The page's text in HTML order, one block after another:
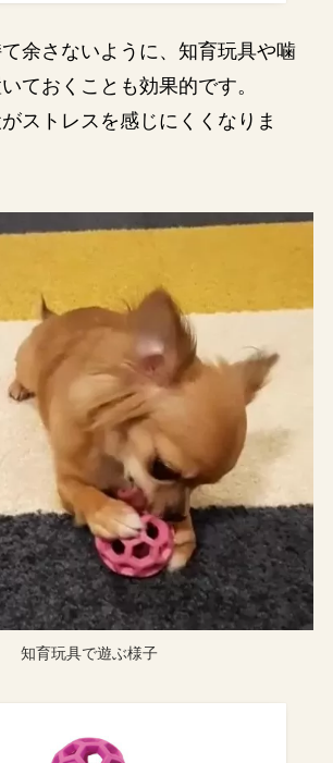
余さないように、知育玩具や噛
ておくことも効果的です。
ストレスを感じにくくなりま
知育玩具で遊ぶ様子